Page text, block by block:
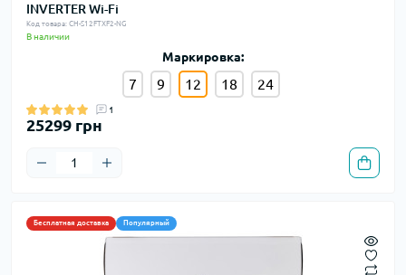
INVERTER Wi-Fi
Код товара: CH-S12FTXF2-NG
В наличии
Маркировка:
7 9 12 18 24
1
25299 грн
Бесплатная доставка Популярный